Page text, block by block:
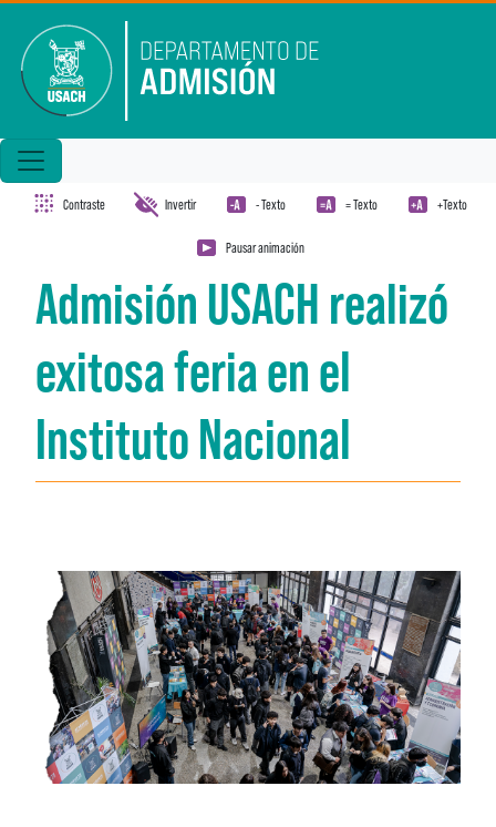
Contraste Invertir - Texto = Texto +Texto
Pausar animación
Admisión USACH realizó
exitosa feria en el
Instituto Nacional